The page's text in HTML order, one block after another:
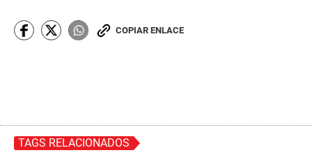
COPIAR ENLACE
TAGS RELACIONADOS